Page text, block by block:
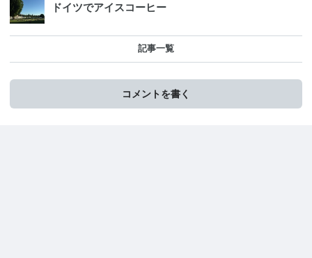
ドイツでアイスコーヒー
記事一覧
コメントを書く